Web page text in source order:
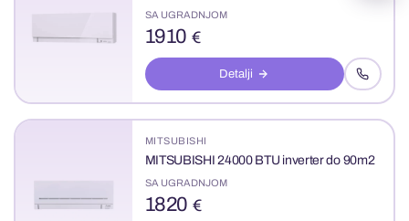
SA UGRADNJOM
1910 €
Detalji
MITSUBISHI
MITSUBISHI 24000 BTU inverter do 90m2
SA UGRADNJOM
1820 €